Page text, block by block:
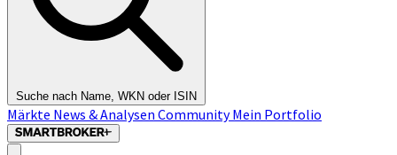
Suche nach Name, WKN oder ISIN
Märkte News & Analysen CommunityMein Portfolio